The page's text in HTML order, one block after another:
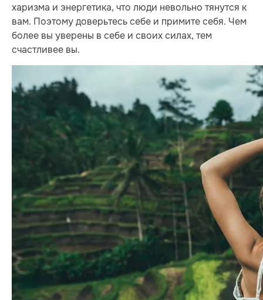
харизма и энергетика, что люди невольно тянутся к
вам. Поэтому доверьтесь себе и примите себя. Чем
более вы уверены в себе и своих силах, тем
счастливее вы.